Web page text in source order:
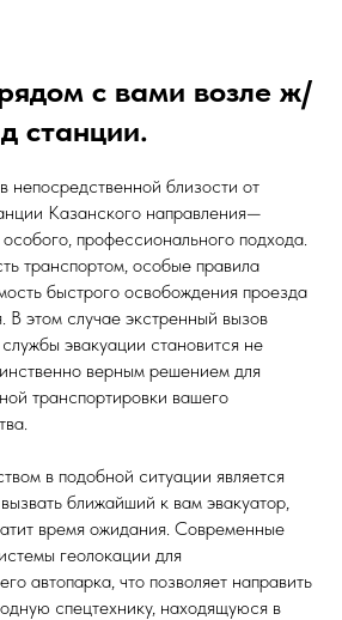
с вами возле ж/
д станции.
непосредственной близости от
Казанского направления—
профессионального подхода.
транспортом, особые правила
быстрого освобождения проезда
В этом случае экстренный вызов
эвакуации становится не
верным решением для
транспортировки вашего
в подобной ситуации является
ближайший к вам эвакуатор,
время ожидания. Современные
геолокации для
автопарка, что позволяет направить
спецтехнику, находящуюся в